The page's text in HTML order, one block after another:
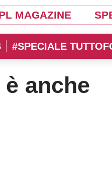
MAGAZINE
#SPECIALE
anche